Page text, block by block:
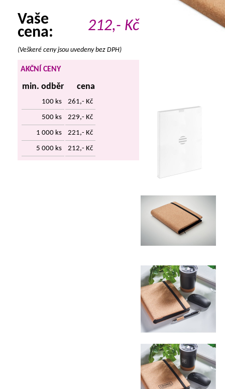
Vaše
cena:
212,- Kč
(Veškeré ceny jsou uvedeny bez DPH)
AKČNÍ CENY
min. odběr cena
100 ks 261,- Kč
500 ks 229,- Kč
1 000 ks 221,- Kč
5 000 ks 212,- Kč